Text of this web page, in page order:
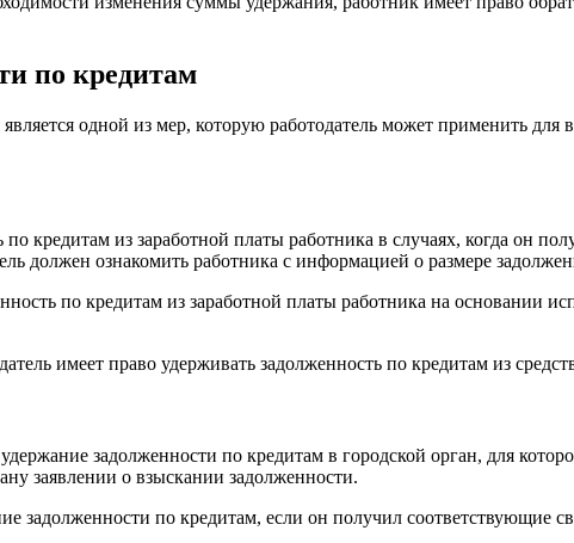
по кредитам
одной из мер, которую работодатель может применить
кредитам из заработной платы работника в случаях, когда он
должен ознакомить работника с информацией о размере
по кредитам из заработной платы работника на основании
имеет право удерживать задолженность по кредитам из
задолженности по кредитам в городской орган, для
заявлении о взыскании задолженности.
задолженности по кредитам, если он получил соответствующие